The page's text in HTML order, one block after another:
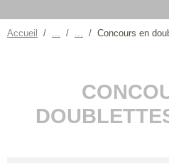
Accueil Concours en